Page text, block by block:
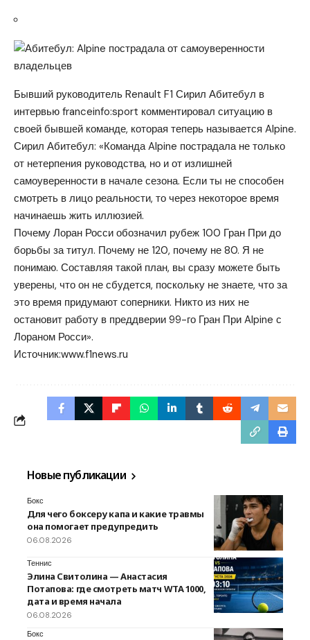
Бывший руководитель Renault F1 Сирил Абитебул в
интервью franceinfo:sport комментировал ситуацию в
своей бывшей команде, которая теперь называется Alpine.
Сирил Абитебул: «Команда Alpine пострадала не только
от нетерпения руководства, но и от излишней
самоуверенности в начале сезона. Если ты не способен
смотреть в лицо реальности, то через некоторое время
начинаешь жить иллюзией.
Почему Лоран Росси обозначил рубеж 100 Гран При до
борьбы за титул. Почему не 120, почему не 80. Я не
понимаю. Составляя такой план, вы сразу можете быть
уверены, что он не сбудется, поскольку не знаете, что за
это время придумают соперники. Никто из них не
остановит работу в преддверии 99-го Гран При Alpine с
Лораном Росси».
Источник:www.f1news.ru
Новые публикации
Бокс
Для чего боксеру капа и какие травмы
она помогает предупредить
06.08.2026
Теннис
Элина Свитолина — Анастасия
Потапова: где смотреть матч WTA 1000,
дата и время начала
06.08.2026
Бокс